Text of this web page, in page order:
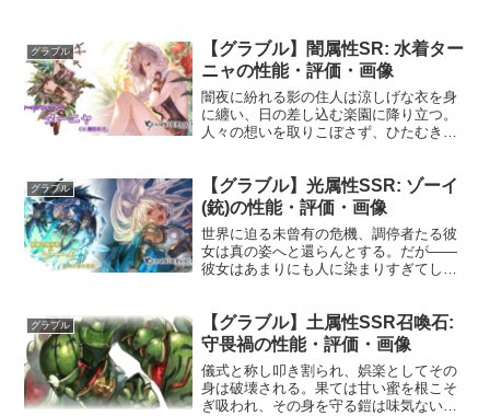
グラブル
【グラブル】闇属性SR: 水着ター
ニャの性能・評価・画像
闇夜に紛れる影の住人は涼しげな衣を身
に纏い、日の差し込む楽園に降り立つ。
人々の想いを取りこぼさず、ひたむきに
ール年齢：21歳身長：171cm種族：ヒュ
ーマン趣味：ナイフ...
グラブル
【グラブル】光属性SSR: ゾーイ
(銃)の性能・評価・画像
世界に迫る未曾有の危機、調停者たる彼
女は真の姿へと還らんとする。だが――
彼女はあまりにも人に染まりすぎてしま
と好き：人間、世界、パイ苦手：混沌声
優：小清水亜美別バージ...
グラブル
【グラブル】土属性SSR召喚石:
守畏禍の性能・評価・画像
儀式と称し叩き割られ、娯楽としてその
身は破壊される。果ては甘い蜜を根こそ
ぎ吸われ、その身を守る鎧は味気ないと